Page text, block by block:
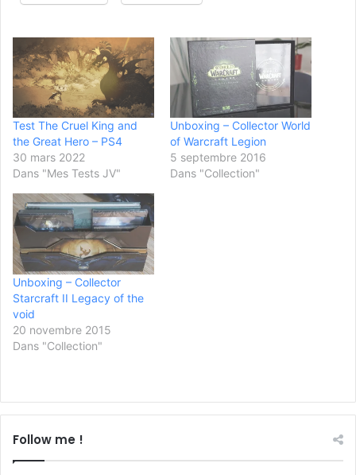
Test The Cruel King and
the Great Hero – PS4
30 mars 2022
Dans "Mes Tests JV"
Unboxing – Collector World
of Warcraft Legion
5 septembre 2016
Dans "Collection"
Unboxing – Collector
Starcraft II Legacy of the
void
20 novembre 2015
Dans "Collection"
Follow me !